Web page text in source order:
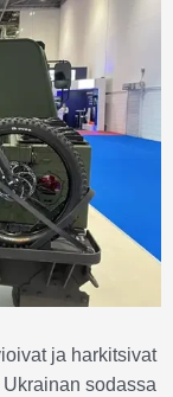
ja harkitsivat
sodassa